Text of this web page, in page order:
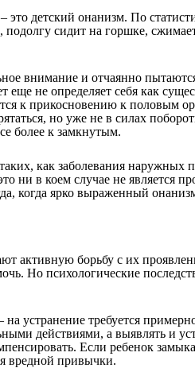
детский онанизм. По
сидит на горшке,
внимание и отчаянно
не определяет себя как
к прикосновению к половым
но уже не в силах
более к замкнутым.
как заболевания
в коем случае не является
когда ярко выраженный
активную борьбу с их
Но психологические
устранение требуется
действиями, а выявлять и
Если ребенок
вредной привычки.